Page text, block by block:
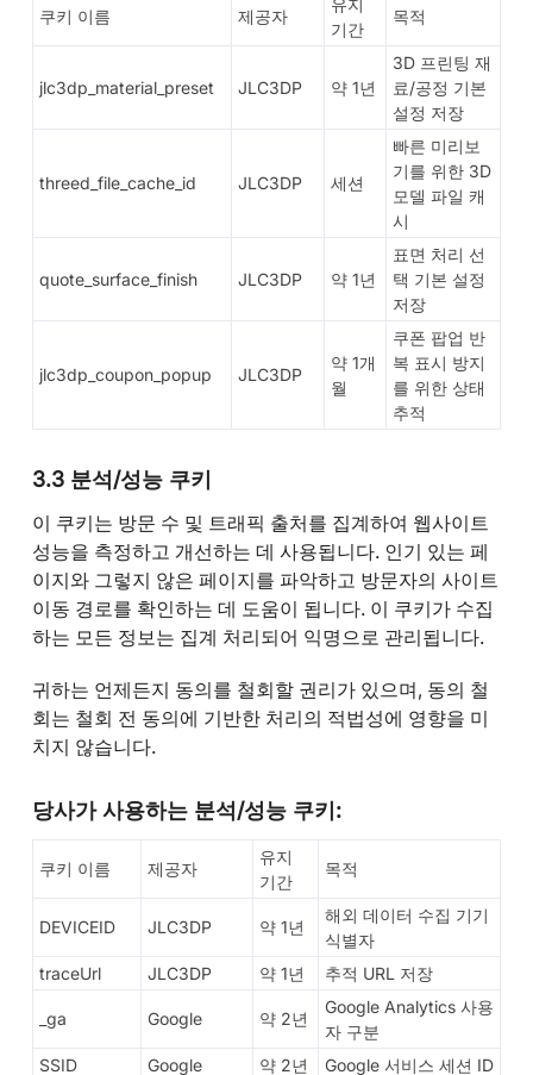
쿠키 이름 제공자
유지
기간
목적
jlc3dp_material_preset JLC3DP 약 1년
3D 프린팅 재
료/공정 기본
설정 저장
threed_file_cache_id JLC3DP 세션
빠른 미리보
기를 위한 3D
모델 파일 캐
시
quote_surface_finish JLC3DP 약 1년
표면 처리 선
택 기본 설정
저장
jlc3dp_coupon_popup JLC3DP
약 1개
월
쿠폰 팝업 반
복 표시 방지
를 위한 상태
추적
3.3 분석/성능 쿠키
이 쿠키는 방문 수 및 트래픽 출처를 집계하여 웹사이트
성능을 측정하고 개선하는 데 사용됩니다. 인기 있는 페
이지와 그렇지 않은 페이지를 파악하고 방문자의 사이트
이동 경로를 확인하는 데 도움이 됩니다. 이 쿠키가 수집
하는 모든 정보는 집계 처리되어 익명으로 관리됩니다.
귀하는 언제든지 동의를 철회할 권리가 있으며, 동의 철
회는 철회 전 동의에 기반한 처리의 적법성에 영향을 미
치지 않습니다.
당사가 사용하는 분석/성능 쿠키:
쿠키 이름 제공자
유지
기간
목적
DEVICEID JLC3DP 약 1년
해외 데이터 수집 기기
식별자
traceUrl
JLC3DP 약 1년 추적 URL 저장
_ga Google 약 2년
Google Analytics 사용
자 구분
SSID
Google 약 2년
Google 서비스 세션 ID